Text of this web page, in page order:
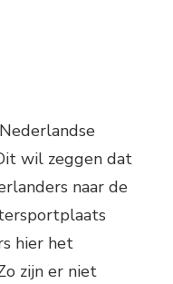
wil zeggen dat
naar de
hier het
zijn er niet